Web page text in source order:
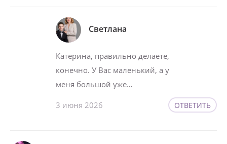
Светлана
Катерина, правильно делаете,
конечно. У Вас маленький, а у
меня большой уже…
3 июня 2026 ОТВЕТИТЬ